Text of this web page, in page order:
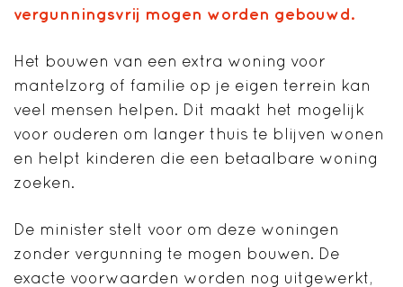
vergunningsvrij mogen worden gebouwd.
Het bouwen van een extra woning voor
mantelzorg of familie op je eigen terrein kan
veel mensen helpen. Dit maakt het mogelijk
voor ouderen om langer thuis te blijven wonen
en helpt kinderen die een betaalbare woning
zoeken.
De minister stelt voor om deze woningen
zonder vergunning te mogen bouwen. De
exacte voorwaarden worden nog uitgewerkt,